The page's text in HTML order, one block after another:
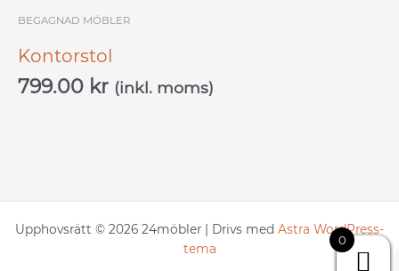
BEGAGNAD MÖBLER
Kontorstol
799.00 kr (inkl. moms)
Upphovsrätt © 2026 24möbler | Drivs med Astra WordPress-
tema
0